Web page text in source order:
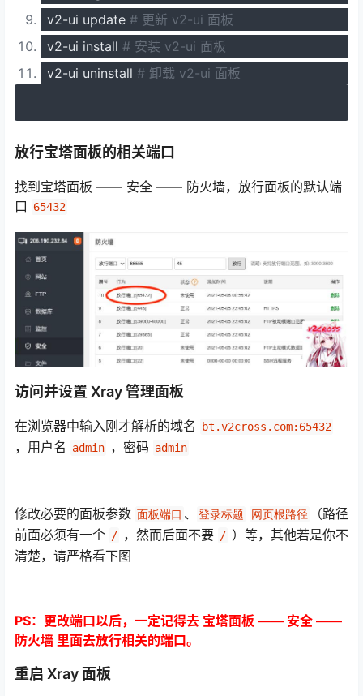
v2-ui update # 更新 v2-ui 面板
v2-ui install # 安装 v2-ui 面板
v2-ui uninstall # 卸载 v2-ui 面板
放行宝塔面板的相关端口
找到宝塔面板 —— 安全 —— 防火墙，放行面板的默认端
口
65432
访问并设置 Xray 管理面板
在浏览器中输入刚才解析的域名 bt.v2cross.com:65432
，用户名 admin ，密码 admin
修改必要的面板参数 面板端口 、 登录标题 网页根路径
（路径
前面必须有一个 / ，然而后面不要 / ）等，其他若是你不
清楚，请严格看下图
PS：更改端口以后，一定记得去 宝塔面板 —— 安全 ——
防火墙 里面去放行相关的端口。
重启 Xray 面板